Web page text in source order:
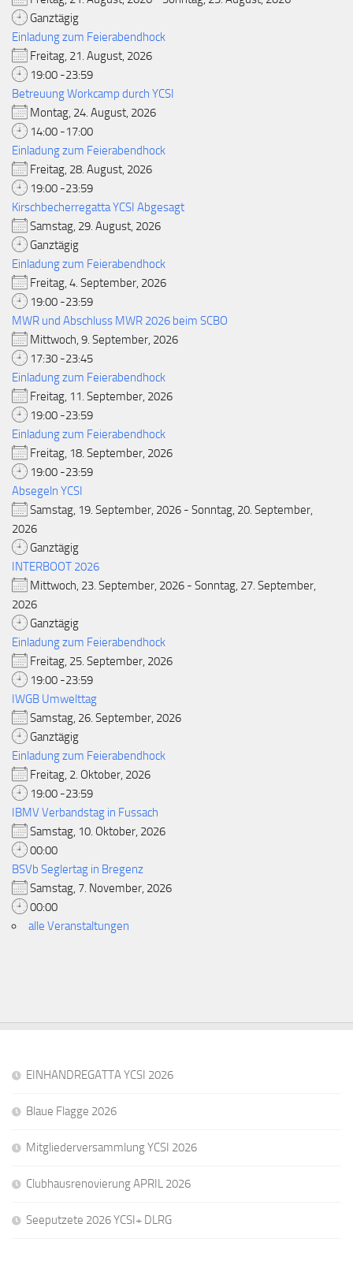
Ganztägig
Einladung zum Feierabendhock
Freitag, 21. August, 2026
19:00 -23:59
Betreuung Workcamp durch YCSI
Montag, 24. August, 2026
14:00 -17:00
Einladung zum Feierabendhock
Freitag, 28. August, 2026
19:00 -23:59
Kirschbecherregatta YCSI Abgesagt
Samstag, 29. August, 2026
Ganztägig
Einladung zum Feierabendhock
Freitag, 4. September, 2026
19:00 -23:59
MWR und Abschluss MWR 2026 beim SCBO
Mittwoch, 9. September, 2026
17:30 -23:45
Einladung zum Feierabendhock
Freitag, 11. September, 2026
19:00 -23:59
Einladung zum Feierabendhock
Freitag, 18. September, 2026
19:00 -23:59
Absegeln YCSI
Samstag, 19. September, 2026 - Sonntag, 20. September,
2026
Ganztägig
INTERBOOT 2026
Mittwoch, 23. September, 2026 - Sonntag, 27. September,
2026
Ganztägig
Einladung zum Feierabendhock
Freitag, 25. September, 2026
19:00 -23:59
IWGB Umwelttag
Samstag, 26. September, 2026
Ganztägig
Einladung zum Feierabendhock
Freitag, 2. Oktober, 2026
19:00 -23:59
IBMV Verbandstag in Fussach
Samstag, 10. Oktober, 2026
00:00
BSVb Seglertag in Bregenz
Samstag, 7. November, 2026
00:00
alle Veranstaltungen
EINHANDREGATTA YCSI 2026
Blaue Flagge 2026
Mitgliederversammlung YCSI 2026
Clubhausrenovierung APRIL 2026
Seeputzete 2026 YCSI+ DLRG